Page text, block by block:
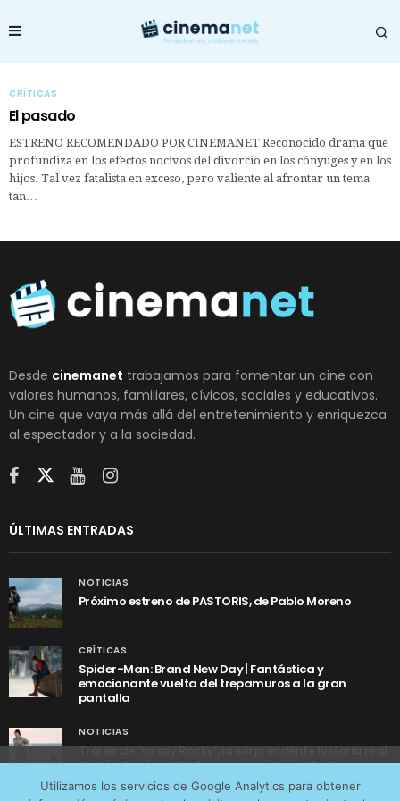
CRÍTICAS
El pasado
ESTRENO RECOMENDADO POR CINEMANET Reconocido drama que
profundiza en los efectos nocivos del divorcio en los cónyuges y en los
hijos. Tal vez fatalista en exceso, pero valiente al afrontar un tema
tan…
Desde cinemanet trabajamos para fomentar un cine con
valores humanos, familiares, cívicos, sociales y educativos.
Un cine que vaya más allá del entretenimiento y enriquezca
al espectador y a la sociedad.
ÚLTIMAS ENTRADAS
NOTICIAS
Próximo estreno de PASTORIS, de Pablo Moreno
CRÍTICAS
Spider-Man: Brand New Day | Fantástica y
emocionante vuelta del trepamuros a la gran
pantalla
NOTICIAS
Tráiler de ‘Yo soy Rocky’, la sorprendente historia real
detrás de cómo Stallone se convirtió en Rocky
Utilizamos los servicios de Google Analytics para obtener
tráfico web que recibimos y conocer los servicios que